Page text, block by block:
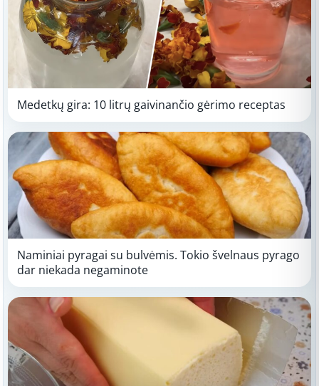
Medetkų gira: 10 litrų gaivinančio gėrimo receptas
Naminiai pyragai su bulvėmis. Tokio švelnaus pyrago
dar niekada negaminote